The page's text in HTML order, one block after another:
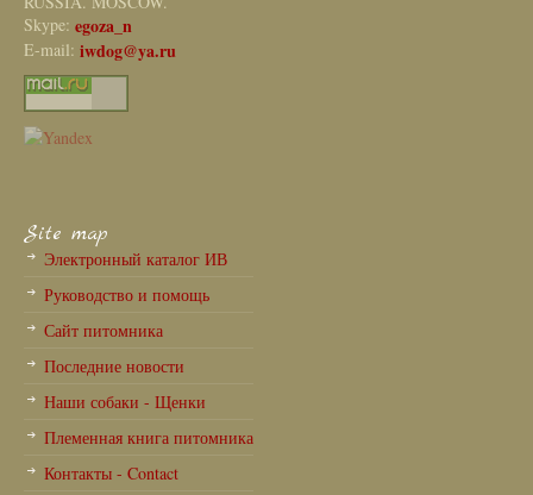
Skype: egoza_n
E-mail: iwdog@ya.ru
Site map
Электронный каталог ИВ
Руководство и помощь
Сайт питомника
Последние новости
Наши собаки - Щенки
Племенная книга питомника
Контакты - Contact